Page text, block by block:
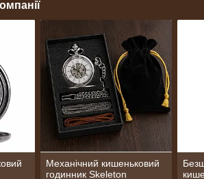
Механічний кишеньковий
годинник Skeleton